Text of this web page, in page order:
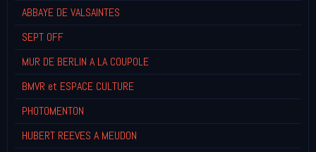
ABBAYE DE VALSAINTES
SEPT OFF
MUR DE BERLIN A LA COUPOLE
BMVR et ESPACE CULTURE
PHOTOMENTON
HUBERT REEVES A MEUDON